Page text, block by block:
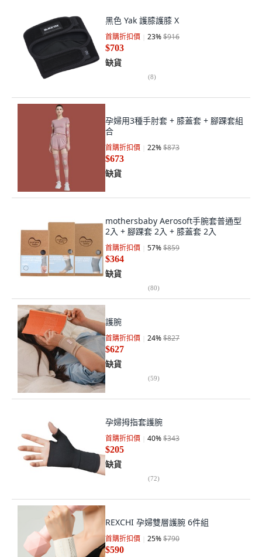
黑色 Yak 護膝護膝 X
首購折扣價 23%$916
$703
缺貨
(8)
孕婦用3種手肘套 + 膝蓋套 + 腳踝套組
合
首購折扣價 22%$873
$673
缺貨
mothersbaby Aerosoft手腕套普通型
2入 + 腳踝套 2入 + 膝蓋套 2入
首購折扣價 57%$859
$364
缺貨
(80)
護腕
首購折扣價 24%$827
$627
缺貨
(59)
孕婦拇指套護腕
首購折扣價 40%$343
$205
缺貨
(72)
REXCHI 孕婦雙層護腕 6件組
首購折扣價 25%$790
$590